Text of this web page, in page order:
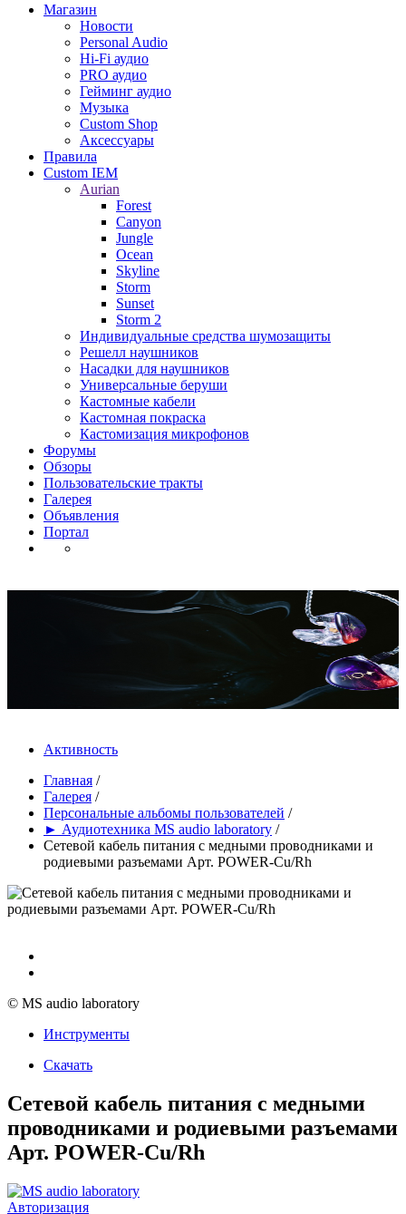
Магазин
Новости
Personal Audio
Hi-Fi аудио
PRO аудио
Гейминг аудио
Музыка
Custom Shop
Аксессуары
Правила
Custom IEM
Aurian
Forest
Canyon
Jungle
Ocean
Skyline
Storm
Sunset
Storm 2
Индивидуальные средства шумозащиты
Решелл наушников
Насадки для наушников
Универсальные беруши
Кастомные кабели
Кастомная покраска
Кастомизация микрофонов
Форумы
Обзоры
Пользовательские тракты
Галерея
Объявления
Портал
Активность
Главная /
Галерея /
Персональные альбомы пользователей /
► Аудиотехника MS audio laboratory /
Сетевой кабель питания с медными проводниками и
родиевыми разъемами Арт. POWER-Cu/Rh
© MS audio laboratory
Инструменты
Скачать
Сетевой кабель питания с медными
проводниками и родиевыми разъемами
Арт. POWER-Cu/Rh
Авторизация